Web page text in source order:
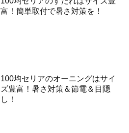
富！簡単取付で暑さ対策を！
100均セリアのオーニングはサイ
ズ豊富！暑さ対策＆節電＆目隠
し！